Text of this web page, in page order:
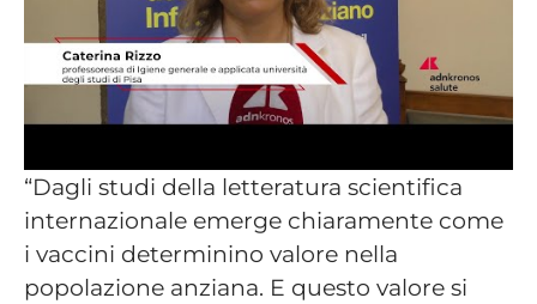
“Dagli studi della letteratura scientifica
internazionale emerge chiaramente come
i vaccini determinino valore nella
popolazione anziana. E questo valore si